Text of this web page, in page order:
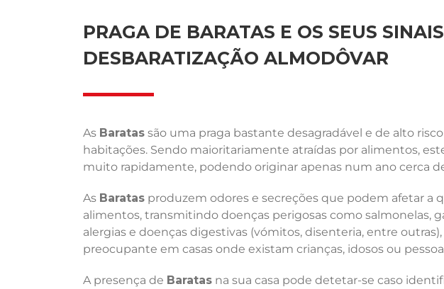
PRAGA DE BARATAS E OS SEUS SINAIS
DESBARATIZAÇÃO ALMODÔVAR
As Baratas são uma praga bastante desagradável e de alto
habitações. Sendo maioritariamente atraídas por alimentos,
muito rapidamente, podendo originar apenas num ano cerca
As Baratas produzem odores e secreções que podem afetar a
alimentos, transmitindo doenças perigosas como salmonelas,
alergias e doenças digestivas (vómitos, disenteria, entre
preocupante em casas onde existam crianças, idosos ou
A presença de Baratas na sua casa pode detetar-se caso